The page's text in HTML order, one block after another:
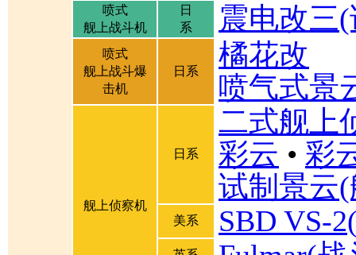
喷式
舰上战斗机
日
系
震电改三
喷式
舰上战斗爆
击机
日系
橘花改
喷气式景
舰上侦察机
日系
二式舰上
彩云 • 彩
试制景云
美系 SBD VS-